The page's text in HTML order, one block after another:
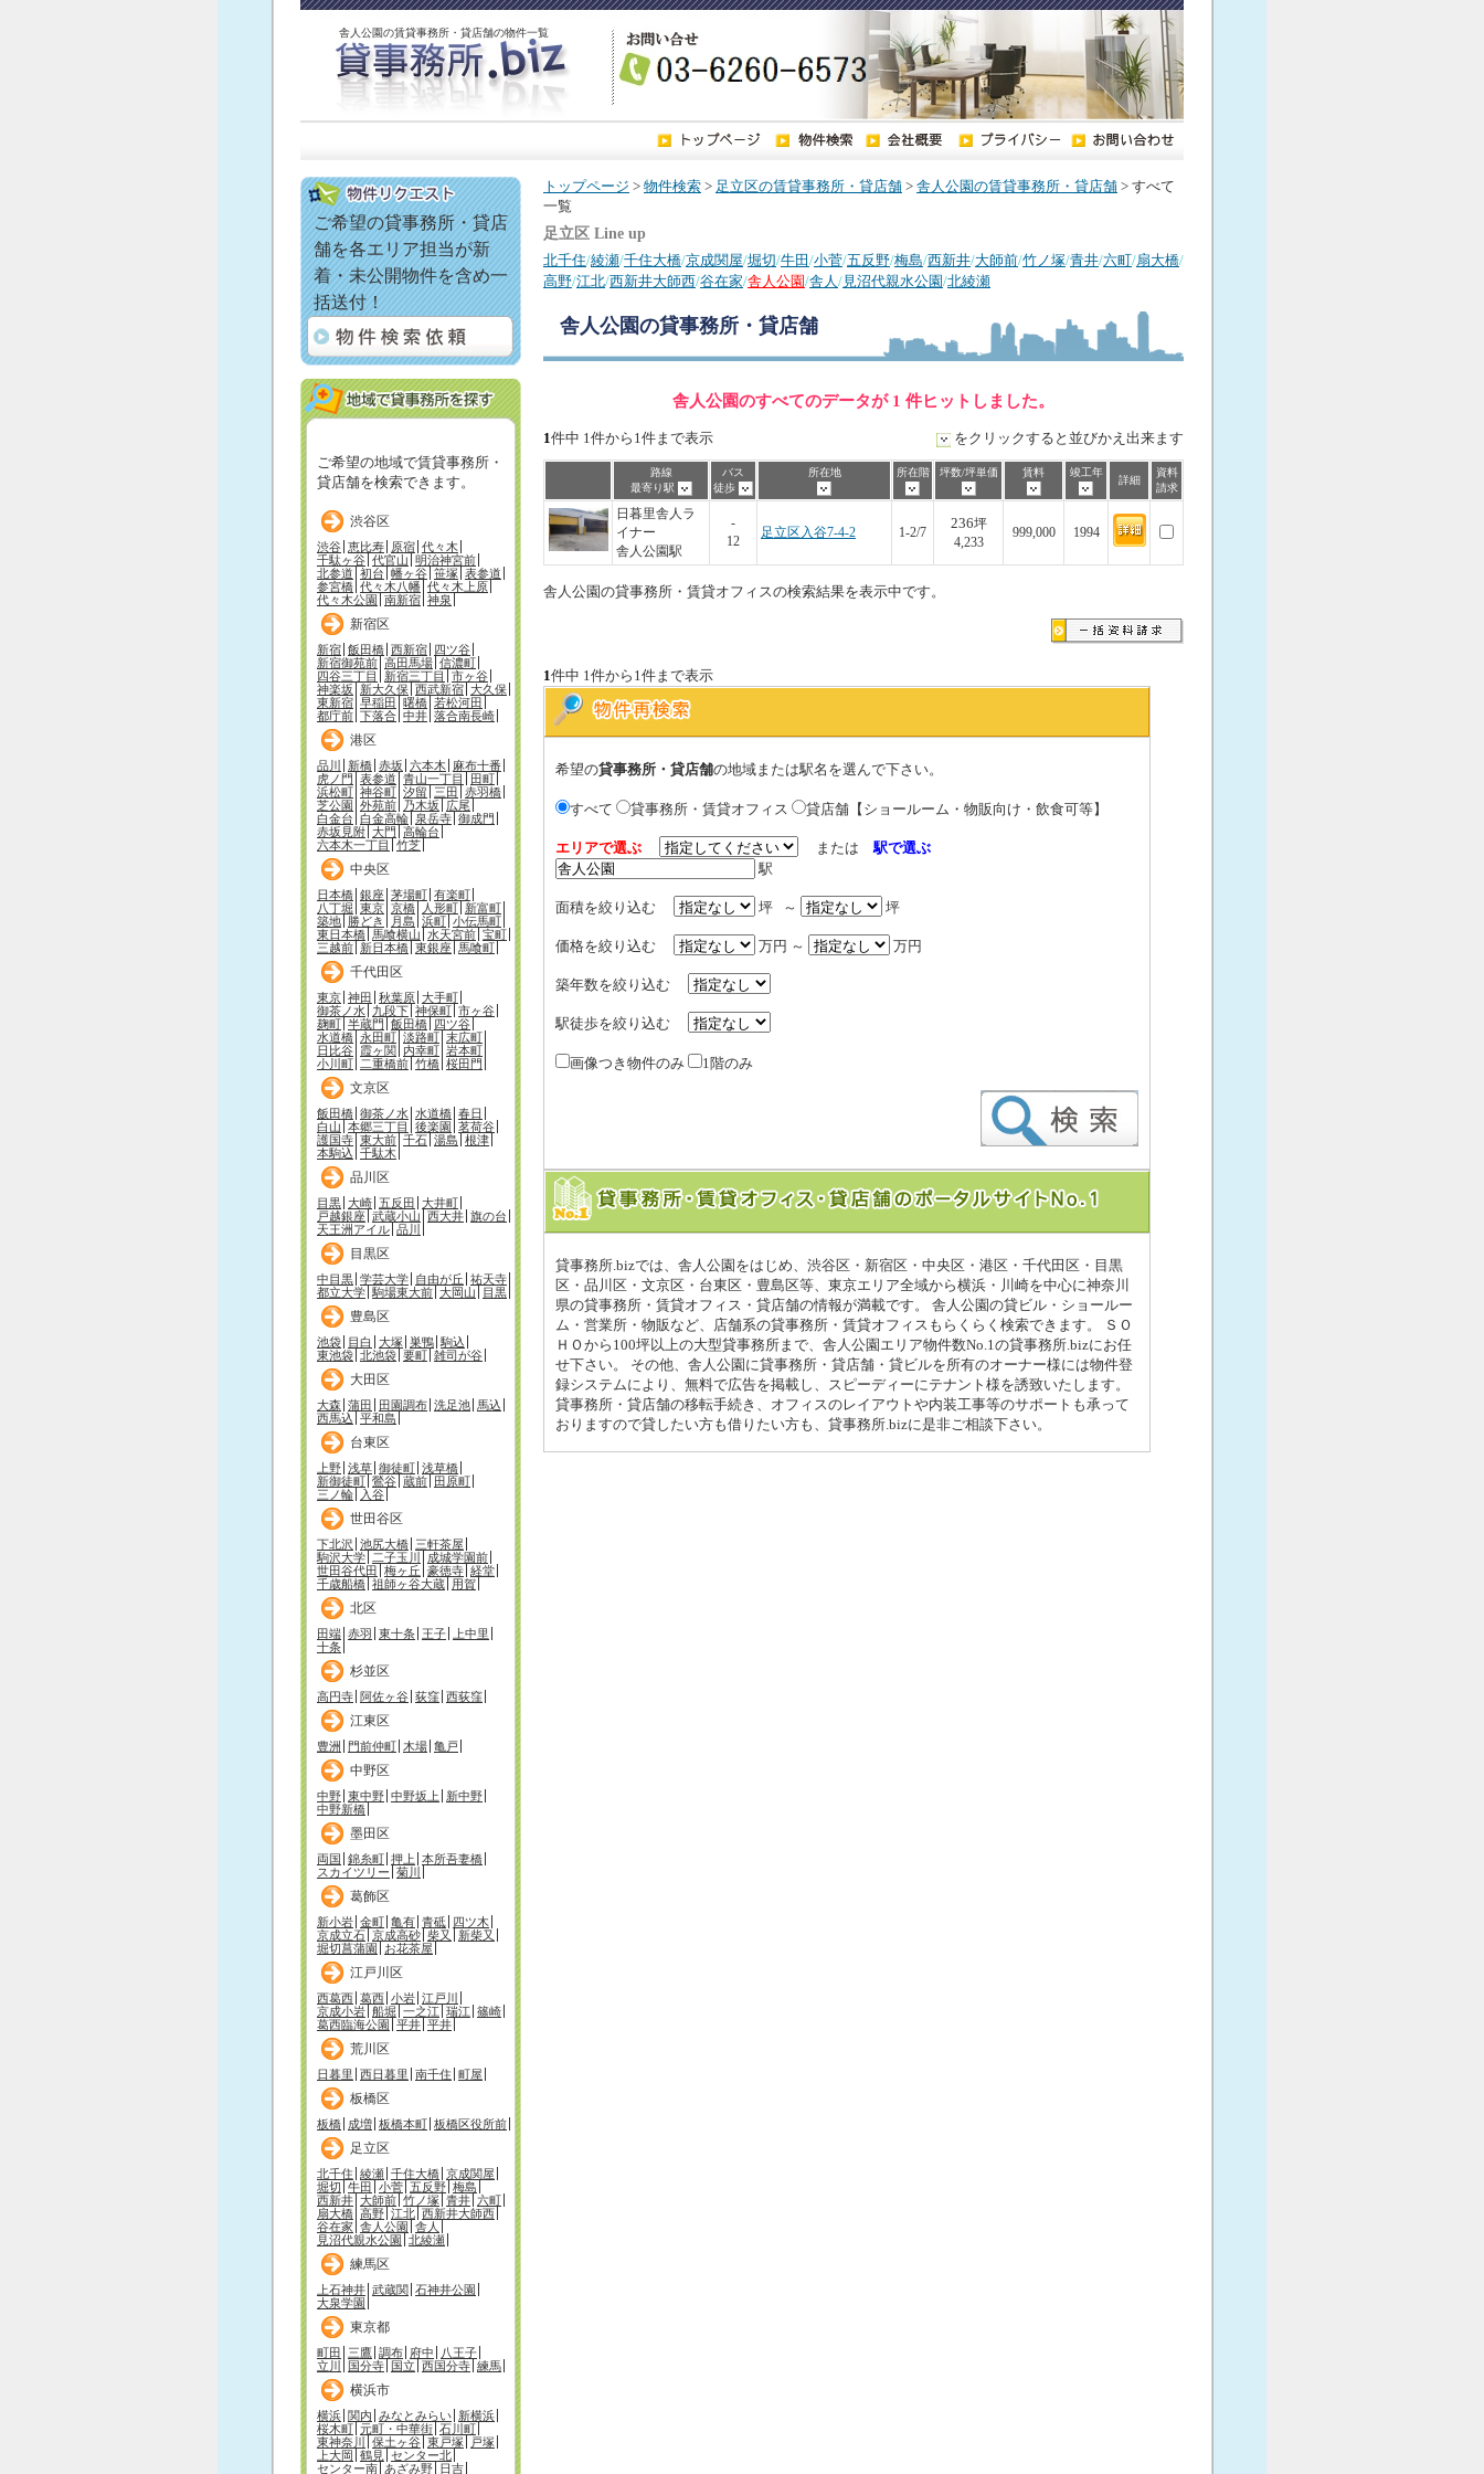
舎人公園の賃貸事務所・貸店舗の物件一覧
トップページ > 物件検索 > 足立区の賃貸事務所・貸店舗 > 舎人公園の賃貸事務所・貸店舗 > すべて
一覧
足立区 Line up
北千住/綾瀬/千住大橋/京成関屋/堀切/牛田 /小菅/五反野/梅島/西新井/大師前/竹ノ塚/青井/六町 /扇大橋/
高野/江北/西新井大師西/谷在家/舎人公園/舎人/見沼代親水公園/北綾瀬
舎人公園の貸事務所・貸店舗
舎人公園のすべてのデータが 1 件ヒットしました。
1件中 1件から1件まで表示 をクリックすると並びかえ出来ます
路線
最寄り駅
バス
徒歩
所在地 所在階 坪数/坪単価 賃料 竣工年
詳細
資料
請求
日暮里舎人ラ
イナー
舎人公園駅
-
12
足立区入谷7-4-2 1-2/7
236坪
4,233
999,000 1994
舎人公園の貸事務所・賃貸オフィスの検索結果を表示中です。
1件中 1件から1件まで表示
希望の貸事務所・貸店舗の地域または駅名を選んで下さい。
すべて 貸事務所・賃貸オフィス 貸店舗【ショールーム・物販向け・飲食可等】
エリアで選ぶ または駅で選ぶ
駅
面積を絞り込む 坪 ～ 坪
価格を絞り込む 万円 ～ 万円
築年数を絞り込む
駅徒歩を絞り込む
画像つき物件のみ 1階のみ
貸事務所.bizでは、舎人公園をはじめ、渋谷区・新宿区・中央区・港区・千代田区・目黒
区・品川区・文京区・台東区・豊島区等、東京エリア全域から横浜・川崎を中心に神奈川
県の貸事務所・賃貸オフィス・貸店舗の情報が満載です。 舎人公園の貸ビル・ショールー
ム・営業所・物販など、店舗系の貸事務所・賃貸オフィスもらくらく検索できます。 ＳＯ
ＨＯから100坪以上の大型貸事務所まで、舎人公園エリア物件数No.1の貸事務所.bizにお任
せ下さい。 その他、舎人公園に貸事務所・貸店舗・貸ビルを所有のオーナー様には物件登
録システムにより、無料で広告を掲載し、スピーディーにテナント様を誘致いたします。
貸事務所・貸店舗の移転手続き、オフィスのレイアウトや内装工事等のサポートも承って
おりますので貸したい方も借りたい方も、貸事務所.bizに是非ご相談下さい。
ご希望の貸事務所・貸店
舗を各エリア担当が新
着・未公開物件を含め一
括送付！
ご希望の地域で賃貸事務所・
貸店舗を検索できます。
渋谷区
渋谷 恵比寿 原宿 代々木
千駄ヶ谷 代官山 明治神宮前
北参道 初台 幡ヶ谷 笹塚 表参道
参宮橋 代々木八幡 代々木上原
代々木公園
南新宿 神泉
新宿区
新宿 飯田橋 西新宿 四ツ谷
新宿御苑前 高田馬場 信濃町
四谷三丁目
新宿三丁目
市ヶ谷
神楽坂
新大久保 西武新宿 大久保
東新宿 早稲田 曙橋 若松河田
都庁前 下落合 中井 落合南長崎
港区
品川 新橋 赤坂 六本木
麻布十番
虎ノ門 表参道 青山一丁目
田町
浜松町 神谷町 汐留 三田 赤羽橋
芝公園
外苑前 乃木坂
広尾
白金台 白金高輪 泉岳寺 御成門
赤坂見附 大門 高輪台
六本木一丁目
竹芝
中央区
日本橋 銀座 茅場町 有楽町
八丁堀 東京 京橋 人形町 新富町
築地 勝どき 月島 浜町 小伝馬町
東日本橋 馬喰横山 水天宮前 宝町
三越前 新日本橋 東銀座 馬喰町
千代田区
東京 神田 秋葉原 大手町
御茶ノ水
九段下 神保町 市ヶ谷
麹町 半蔵門 飯田橋 四ツ谷
水道橋 永田町 淡路町 末広町
日比谷 霞ヶ関 内幸町 岩本町
小川町 二重橋前 竹橋 桜田門
文京区
飯田橋 御茶ノ水 水道橋 春日
白山 本郷三丁目 後楽園
茗荷谷
護国寺 東大前 千石 湯島 根津
本駒込 千駄木
品川区
目黒 大崎 五反田 大井町
戸越銀座 武蔵小山 西大井 旗の台
天王洲アイル 品川
目黒区
中目黒 学芸大学 自由が丘 祐天寺
都立大学 駒場東大前 大岡山 目黒
豊島区
池袋 目白 大塚 巣鴨 駒込
東池袋 北池袋 要町 雑司が谷
大田区
大森 蒲田 田園調布 洗足池 馬込
西馬込 平和島
台東区
上野 浅草 御徒町 浅草橋
新御徒町 鶯谷 蔵前 田原町
三ノ輪
入谷
世田谷区
下北沢 池尻大橋 三軒茶屋
駒沢大学 二子玉川
成城学園前
世田谷代田 梅ヶ丘 豪徳寺 経堂
千歳船橋 祖師ヶ谷大蔵 用賀
北区
田端 赤羽 東十条 王子
上中里
十条
杉並区
高円寺 阿佐ヶ谷 荻窪 西荻窪
江東区
豊洲 門前仲町 木場 亀戸
中野区
中野 東中野 中野坂上
新中野
中野新橋
墨田区
両国 錦糸町 押上 本所吾妻橋
スカイツリー 菊川
葛飾区
新小岩 金町 亀有 青砥
四ツ木
京成立石 京成高砂 柴又
新柴又
堀切菖蒲園
お花茶屋
江戸川区
西葛西 葛西 小岩 江戸川
京成小岩 船堀 一之江 瑞江 篠崎
葛西臨海公園
平井 平井
荒川区
日暮里 西日暮里 南千住 町屋
板橋区
板橋 成増 板橋本町 板橋区役所前
足立区
北千住 綾瀬 千住大橋 京成関屋
堀切 牛田 小菅 五反野 梅島
西新井 大師前 竹ノ塚 青井 六町
扇大橋 高野 江北 西新井大師西
谷在家 舎人公園
舎人
見沼代親水公園
北綾瀬
練馬区
上石神井 武蔵関 石神井公園
大泉学園
東京都
町田 三鷹 調布 府中
八王子
立川
国分寺 国立 西国分寺 練馬
横浜市
横浜 関内 みなとみらい 新横浜
桜木町 元町・中華街 石川町
東神奈川
保土ヶ谷 東戸塚
戸塚
上大岡 鶴見
センター北
センター南 あざみ野 日吉